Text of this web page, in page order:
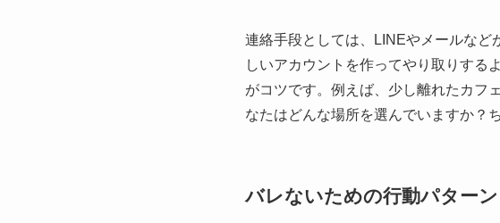
連絡手段としては、LINEやメールな
しいアカウントを作ってやり取りする
がコツです。例えば、少し離れたカフ
なたはどんな場所を選んでいますか？
バレないための行動パターン